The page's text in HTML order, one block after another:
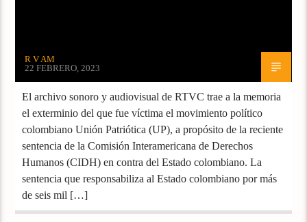
R V AM
22 FEBRERO, 2023
El archivo sonoro y audiovisual de RTVC trae a la memoria
el exterminio del que fue víctima el movimiento político
colombiano Unión Patriótica (UP), a propósito de la reciente
sentencia de la Comisión Interamericana de Derechos
Humanos (CIDH) en contra del Estado colombiano. La
sentencia que responsabiliza al Estado colombiano por más
de seis mil […]